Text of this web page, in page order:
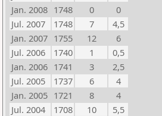
Jan. 2008 1748 0
0
Jul. 2007
1748 7
4,5
Jan. 2007 1755 12
6
Jul. 2006
1740 1
0,5
Jan. 2006 1741 3
2,5
Jul. 2005
1737 6
4
Jan. 2005 1721 8
4
Jul. 2004
1708 10
5,5